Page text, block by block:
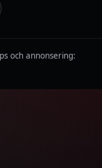
och annonsering: